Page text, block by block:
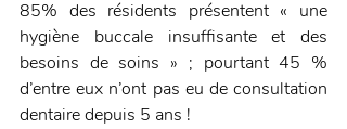
85% des résidents présentent « une
hygiène buccale insuffisante et des
besoins de soins » ; pourtant 45 %
d’entre eux n’ont pas eu de consultation
dentaire depuis 5 ans !